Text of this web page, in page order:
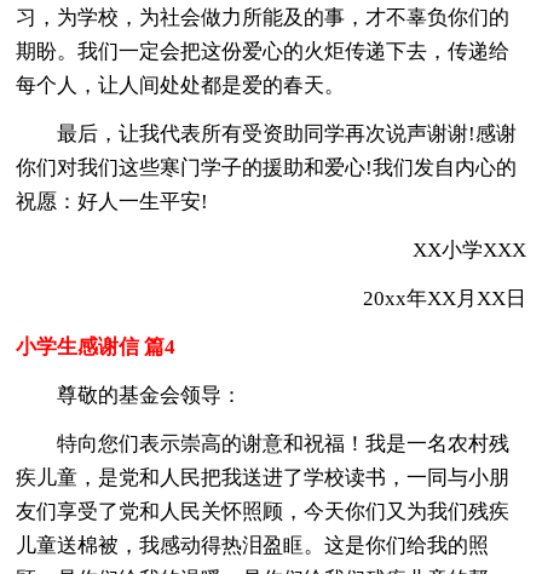
习，为学校，为社会做力所能及的事，才不辜负你们的
期盼。我们一定会把这份爱心的火炬传递下去，传递给
每个人，让人间处处都是爱的春天。
最后，让我代表所有受资助同学再次说声谢谢!感谢
你们对我们这些寒门学子的援助和爱心!我们发自内心的
祝愿：好人一生平安!
XX小学XXX
20xx年XX月XX日
小学生感谢信 篇4
尊敬的基金会领导：
特向您们表示崇高的谢意和祝福！我是一名农村残
疾儿童，是党和人民把我送进了学校读书，一同与小朋
友们享受了党和人民关怀照顾，今天你们又为我们残疾
儿童送棉被，我感动得热泪盈眶。这是你们给我的照